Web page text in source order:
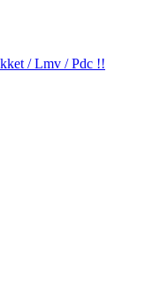
/ Lmv / Pdc !!